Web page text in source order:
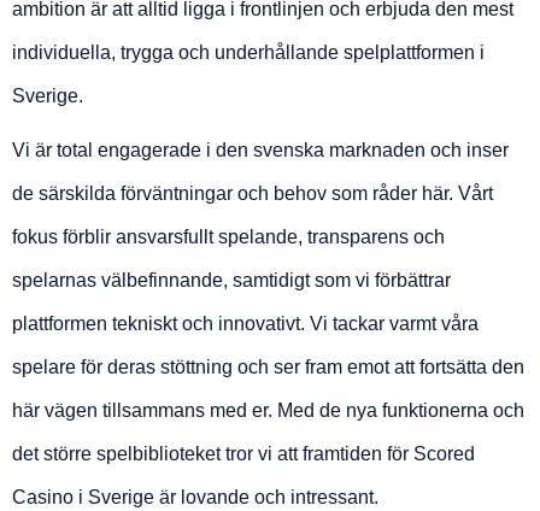
ambition är att alltid ligga i frontlinjen och erbjuda den mest
individuella, trygga och underhållande spelplattformen i
Sverige.
Vi är total engagerade i den svenska marknaden och inser
de särskilda förväntningar och behov som råder här. Vårt
fokus förblir ansvarsfullt spelande, transparens och
spelarnas välbefinnande, samtidigt som vi förbättrar
plattformen tekniskt och innovativt. Vi tackar varmt våra
spelare för deras stöttning och ser fram emot att fortsätta den
här vägen tillsammans med er. Med de nya funktionerna och
det större spelbiblioteket tror vi att framtiden för Scored
Casino i Sverige är lovande och intressant.